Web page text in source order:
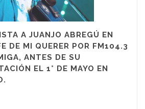
A JUANJO ABREGÚ EN
DE MI QUERER POR FM104.3
ANTES DE SU
EL 1° DE MAYO EN